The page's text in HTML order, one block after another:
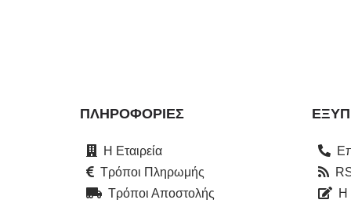
ΠΛΗΡΟΦΟΡΊΕΣ
Η Εταιρεία
Τρόποι Πληρωμής
Τρόποι Αποστολής
Η